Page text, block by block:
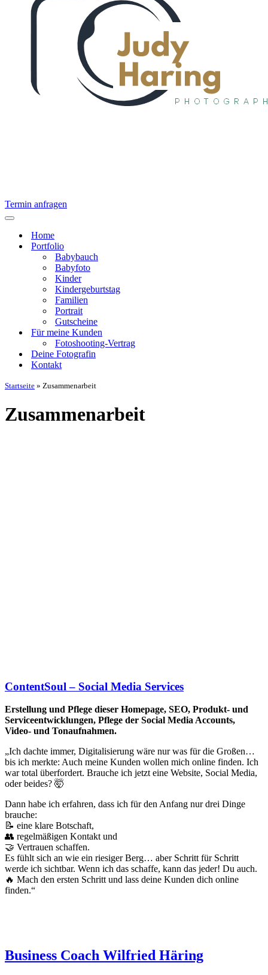
Termin anfragen
Navigationsmenü
Home
Portfolio
Babybauch
Babyfoto
Kinder
Kindergeburtstag
Familien
Portrait
Gutscheine
Für meine Kunden
Fotoshooting-Vertrag
Deine Fotografin
Kontakt
Startseite » Zusammenarbeit
Zusammenarbeit
ContentSoul – Social Media Services
Erstellung und Pflege dieser Homepage, SEO, Produkt- und
Serviceentwicklungen, Pflege der Social Media Accounts,
Video- und Tonaufnahmen.
„Ich dachte immer, Digitalisierung wäre nur was für die Großen…
bis ich merkte: Auch meine Kunden wollen mich online finden. Ich
war total überfordert. Brauche ich jetzt eine Website, Social Media,
oder beides? 🤯
Dann habe ich erfahren, dass ich für den Anfang nur drei Dinge
brauche:
📝 eine klare Botschaft,
👥 regelmäßigen Kontakt und
🤝 Vertrauen schaffen.
Es fühlt sich an wie ein riesiger Berg… aber Schritt für Schritt
werde ich sichtbar. Wenn ich das schaffe, kann das jeder! Du auch.
🔥 Mach den ersten Schritt und lass deine Kunden dich online
finden.“
Business Coach Wilfried Häring